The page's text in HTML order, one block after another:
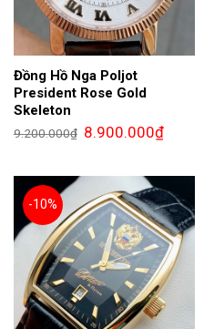
Đồng Hồ Nga Poljot
President Rose Gold
Skeleton
9.200.000₫ Giá
gốc
8.900.000₫Giá
hiện
-10%